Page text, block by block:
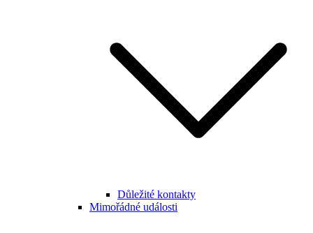
Důležité kontakty
Mimořádné události